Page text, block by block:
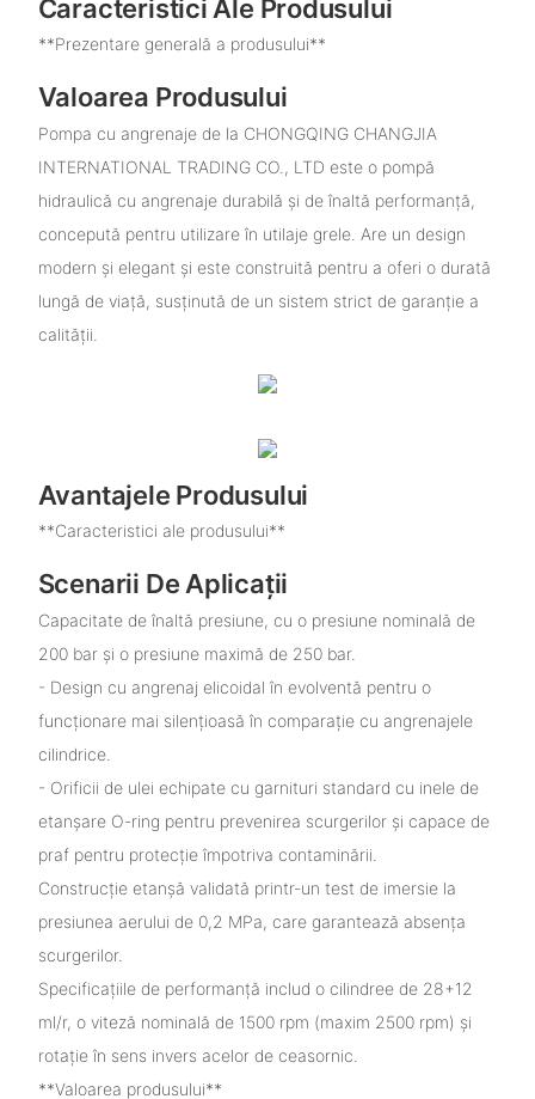
Caracteristici Ale Produsului
**Prezentare generală a produsului**
Valoarea Produsului
Pompa cu angrenaje de la CHONGQING CHANGJIA
INTERNATIONAL TRADING CO., LTD este o pompă
hidraulică cu angrenaje durabilă și de înaltă performanță,
concepută pentru utilizare în utilaje grele. Are un design
modern și elegant și este construită pentru a oferi o durată
lungă de viață, susținută de un sistem strict de garanție a
calității.
Avantajele Produsului
**Caracteristici ale produsului**
Scenarii De Aplicații
Capacitate de înaltă presiune, cu o presiune nominală de
200 bar și o presiune maximă de 250 bar.
- Design cu angrenaj elicoidal în evolventă pentru o
funcționare mai silențioasă în comparație cu angrenajele
cilindrice.
- Orificii de ulei echipate cu garnituri standard cu inele de
etanșare O-ring pentru prevenirea scurgerilor și capace de
praf pentru protecție împotriva contaminării.
Construcție etanșă validată printr-un test de imersie la
presiunea aerului de 0,2 MPa, care garantează absența
scurgerilor.
Specificațiile de performanță includ o cilindree de 28+12
ml/r, o viteză nominală de 1500 rpm (maxim 2500 rpm) și
rotație în sens invers acelor de ceasornic.
**Valoarea produsului**